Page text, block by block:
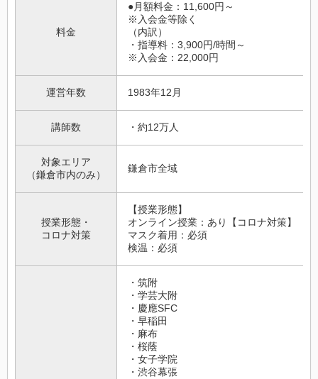
料金
●月額料金：11,600円～
※入会金等除く
（内訳）
・指導料：3,900円/時間～
※入会金：22,000円
運営年数 1983年12月
講師数 ・約12万人
対象エリア
（鎌倉市内のみ）
鎌倉市全域
授業形態・
コロナ対策
【授業形態】
オンライン授業：あり【コロナ対策】
マスク着用：必須
検温：必須
・筑附
・学芸大附
・慶應SFC
・早稲田
・麻布
・桜蔭
・女子学院
・渋谷幕張